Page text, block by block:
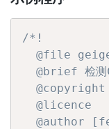
/*!
@file
@brief 检测
@licence
@author